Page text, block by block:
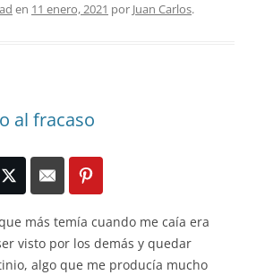
en 11 enero, 2021 por Juan Carlos.
al fracaso
más temía cuando me caía era
visto por los demás y quedar
algo que me producía mucho